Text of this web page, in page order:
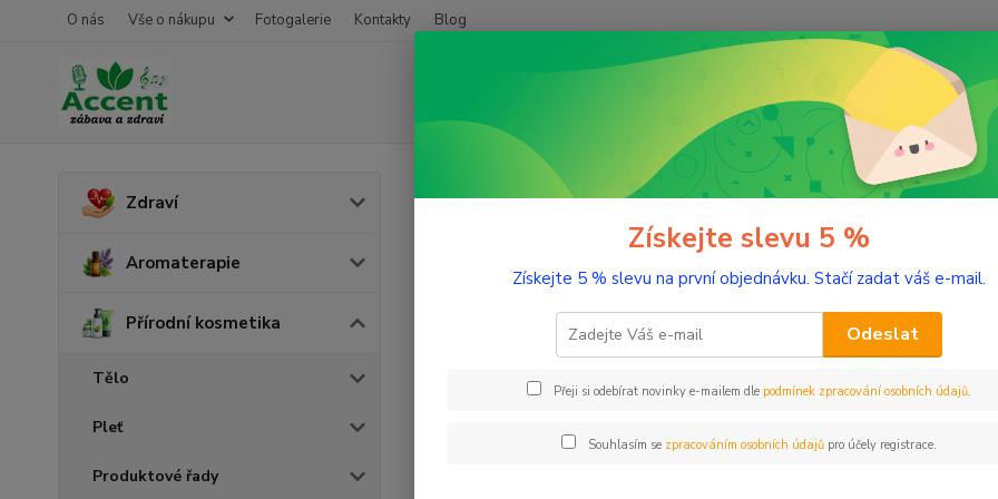
O nás Vše o nákupu Fotogalerie Kontakty Blog
(Po-
Zdraví
Aromaterapie
Přírodní kosmetika
Tělo
Pleť
Produktové řady
Přírodní kosmetika Přírodní balzámy na rty
Přírodní balzámy na rty
Kč Od
Skladem Novinka Akce Doprava ZDARMA TOP
Získejte slevu 5 %
Získejte 5 % slevu na první objednávku. Stačí zadat váš e-mail.
Odeslat
Přeji si odebírat novinky e-mailem dle podmínek zpracování osobních údajů.
Souhlasím se zpracováním osobních údajůpro účely registrace.